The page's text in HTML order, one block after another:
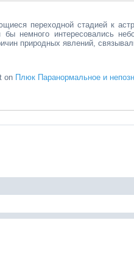
переходной стадией к
бы немного интересовались
природных явлений,
on Плюк Паранормальное и